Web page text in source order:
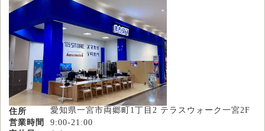
住所
愛知県一宮市両郷町1丁目2 テラスウォーク一宮2F
営業時間
9:00-21:00